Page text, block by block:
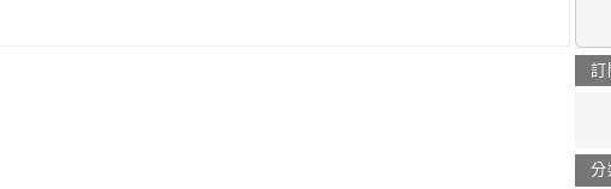
訂
分